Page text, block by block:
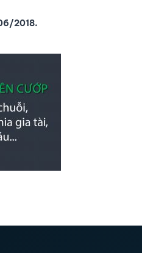
2018.